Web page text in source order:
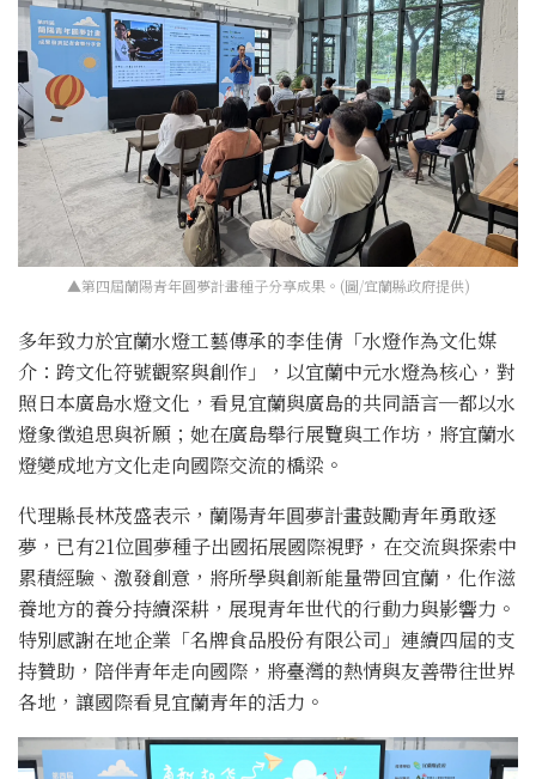
▲第四屆蘭陽青年圓夢計畫種子分享成果。(圖/宜蘭縣政府提供)
多年致力於宜蘭水燈工藝傳承的李佳倩「水燈作為文化媒
介：跨文化符號觀察與創作」，以宜蘭中元水燈為核心，對
照日本廣島水燈文化，看見宜蘭與廣島的共同語言─都以水
燈象徵追思與祈願；她在廣島舉行展覽與工作坊，將宜蘭水
燈變成地方文化走向國際交流的橋梁。
代理縣長林茂盛表示，蘭陽青年圓夢計畫鼓勵青年勇敢逐
夢，已有21位圓夢種子出國拓展國際視野，在交流與探索中
累積經驗、激發創意，將所學與創新能量帶回宜蘭，化作滋
養地方的養分持續深耕，展現青年世代的行動力與影響力。
特別感謝在地企業「名牌食品股份有限公司」連續四屆的支
持贊助，陪伴青年走向國際，將臺灣的熱情與友善帶往世界
各地，讓國際看見宜蘭青年的活力。